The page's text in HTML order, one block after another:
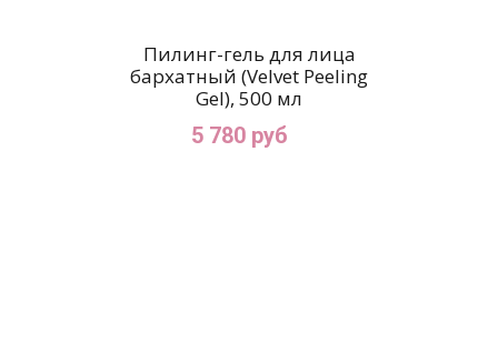
Пилинг-гель для лица
бархатный (Velvet Peeling
Gel), 500 мл
5 780 руб